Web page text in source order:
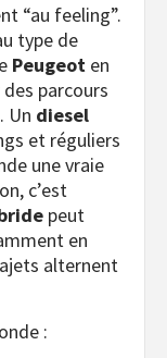
“au feeling”.
type de
Peugeot en
parcours
Un diesel
et réguliers
une vraie
c’est
peut
en
alternent
: